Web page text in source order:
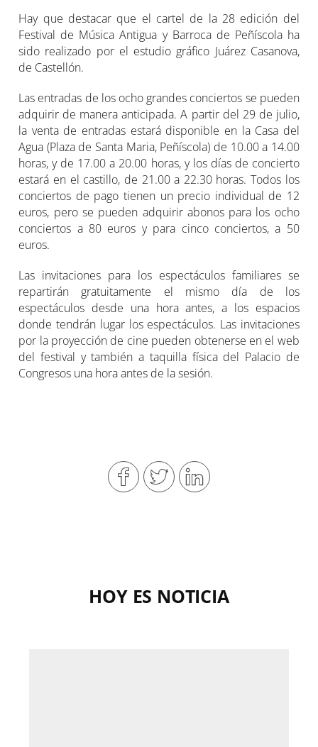
Hay que destacar que el cartel de la 28 edición del
Festival de Música Antigua y Barroca de Peñíscola ha
sido realizado por el estudio gráfico Juárez Casanova,
de Castellón.
Las entradas de los ocho grandes conciertos se pueden
adquirir de manera anticipada. A partir del 29 de julio,
la venta de entradas estará disponible en la Casa del
Agua (Plaza de Santa Maria, Peñíscola) de 10.00 a 14.00
horas, y de 17.00 a 20.00 horas, y los días de concierto
estará en el castillo, de 21.00 a 22.30 horas. Todos los
conciertos de pago tienen un precio individual de 12
euros, pero se pueden adquirir abonos para los ocho
conciertos a 80 euros y para cinco conciertos, a 50
euros.
Las invitaciones para los espectáculos familiares se
repartirán gratuitamente el mismo día de los
espectáculos desde una hora antes, a los espacios
donde tendrán lugar los espectáculos. Las invitaciones
por la proyección de cine pueden obtenerse en el web
del festival y también a taquilla física del Palacio de
Congresos una hora antes de la sesión.
HOY ES NOTICIA